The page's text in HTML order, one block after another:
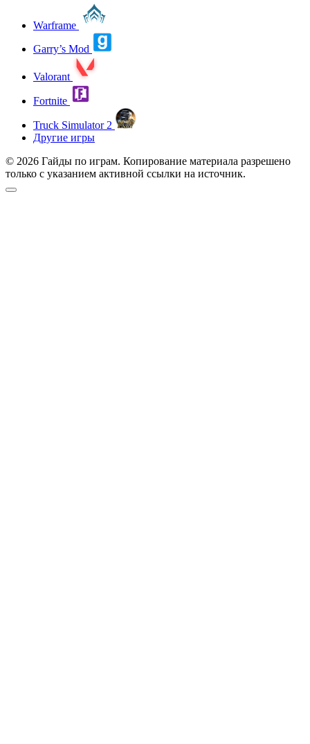
Warframe
Garry’s Mod
Valorant
Fortnite
Truck Simulator 2
Другие игры
© 2026 Гайды по играм. Копирование материала разрешено
только с указанием активной ссылки на источник.